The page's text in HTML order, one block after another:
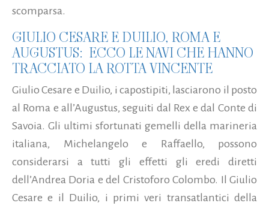
scomparsa.
GIULIO CESARE E DUILIO, ROMA E
AUGUSTUS: ECCO LE NAVI CHE HANNO
TRACCIATO LA ROTTA VINCENTE
Giulio Cesare e Duilio, i capostipiti, lasciarono il posto
al Roma e all’Augustus, seguiti dal Rex e dal Conte di
Savoia. Gli ultimi sfortunati gemelli della marineria
italiana, Michelangelo e Raffaello, possono
considerarsi a tutti gli effetti gli eredi diretti
dell’Andrea Doria e del Cristoforo Colombo. Il Giulio
Cesare e il Duilio, i primi veri transatlantici della